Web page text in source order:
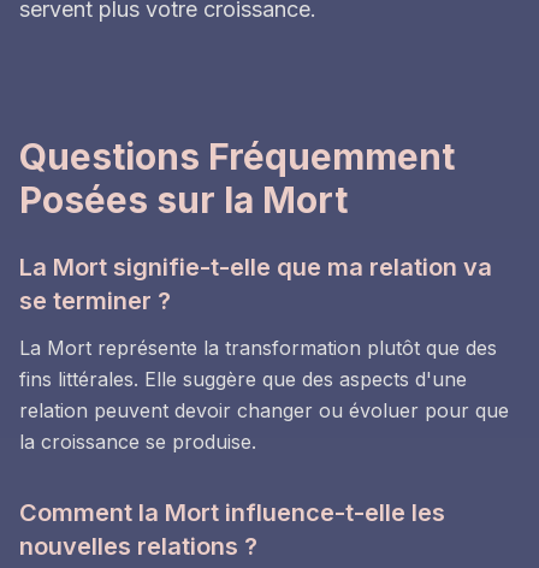
servent plus votre croissance.
Questions Fréquemment
Posées sur la Mort
La Mort signifie-t-elle que ma relation va
se terminer ?
La Mort représente la transformation plutôt que des
fins littérales. Elle suggère que des aspects d'une
relation peuvent devoir changer ou évoluer pour que
la croissance se produise.
Comment la Mort influence-t-elle les
nouvelles relations ?